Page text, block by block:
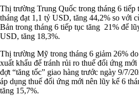
Thị trường Trung Quốc trong tháng 6 tiếp
tháng đạt 1,1 tỷ USD, tăng 44,2% so với
Bản trong tháng 6 tiếp tục tăng 21% để
USD, tăng 18,3%.
Thị trường Mỹ trong tháng 6 giảm 26%
xuất khẩu để tránh rủi ro thuế đối ứng
đợt “tăng tốc” giao hàng trước ngày 9/7/
áp dụng thuế đối ứng mới nên lũy kế 6
tăng 15,7%.